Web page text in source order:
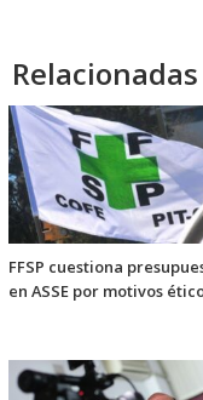
Relacionadas
FFSP cuestiona
en ASSE por motivos